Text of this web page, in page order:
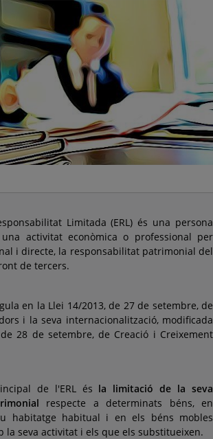
Limitada (ERL) és una persona
activitat econòmica o professional per
i directe, la responsabilitat patrimonial del
de tercers.
en la Llei 14/2013, de 27 de setembre, de
i la seva internacionalització, modificada
28 de setembre, de Creació i Creixement
de l'ERL és la limitació de la seva
respecte a determinats béns, en
habitatge habitual i en els béns mobles
la seva activitat i els que els substitueixen.